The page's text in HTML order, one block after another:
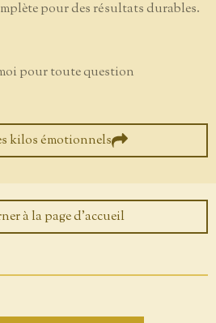
pour des résultats durables.
pour toute question
kilos émotionnels
à la page d'accueil